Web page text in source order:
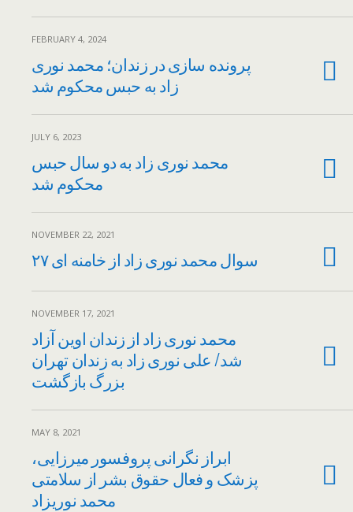
FEBRUARY 4, 2024
پرونده سازی در زندان؛ محمد نوری
زاد به حبس محکوم شد
JULY 6, 2023
محمد نوری زاد به دو سال حبس
محکوم شد
NOVEMBER 22, 2021
۲۷ سوال محمد نوری زاد از خامنه ای
NOVEMBER 17, 2021
محمد نوری زاد از زندان اوین آزاد
شد/ علی نوری زاد به زندان تهران
بزرگ بازگشت
MAY 8, 2021
ابراز نگرانی پروفسور میرزایی،
پزشک و فعال حقوق بشر از سلامتی
محمد نوریزاد